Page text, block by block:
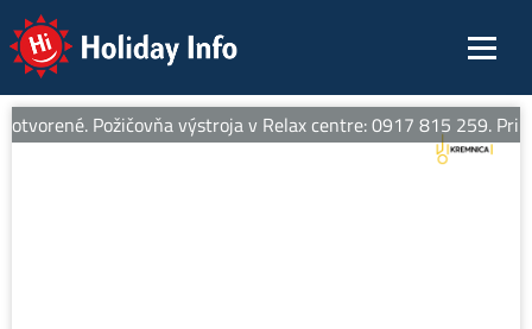
Holiday Info
Požičovňa výstroja v Relax centre: 0917 815 259. Pri